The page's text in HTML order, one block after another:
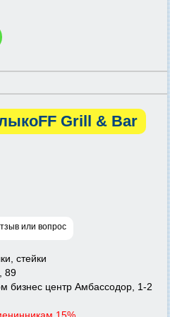
Grill & Bar
или вопрос
стейки
89
бизнес центр Амбассодор, 1-2